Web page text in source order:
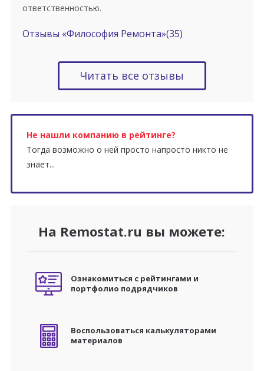
ответственностью.
Отзывы «Философия Ремонта»(35)
Читать все отзывы
Не нашли компанию в рейтинге?
Тогда возможно о ней просто напросто никто не
знает...
На Remostat.ru вы можете:
Ознакомиться с рейтингами и
портфолио подрядчиков
Воспользоваться калькуляторами
материалов